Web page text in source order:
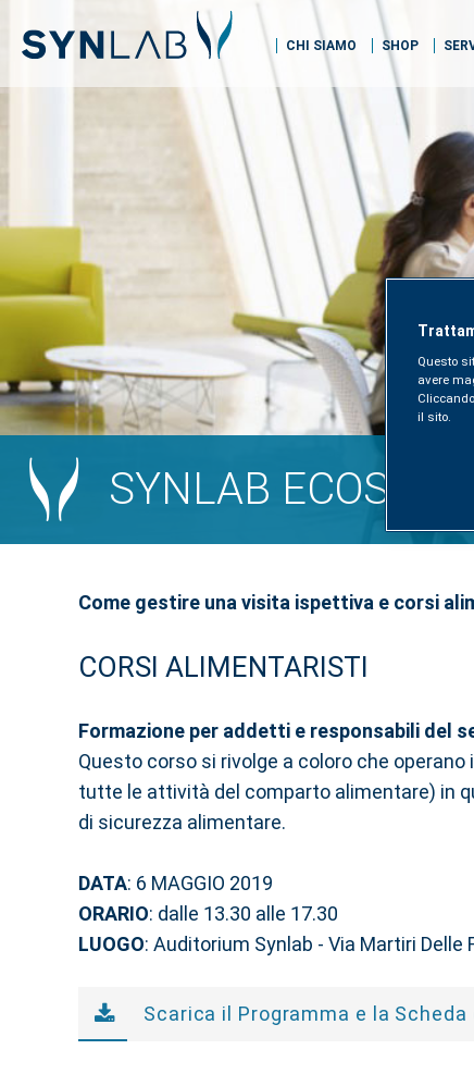
CHI SIAMO SHOP
SYNLAB
Come gestire una visita ispettiva e corsi
CORSI ALIMENTARISTI
Formazione per addetti e responsabili del
Questo corso si rivolge a coloro che
tutte le attività del comparto alimentare) in
di sicurezza alimentare.
DATA: 6 MAGGIO 2019
ORARIO: dalle 13.30 alle 17.30
LUOGO: Auditorium Synlab - Via Martiri Delle
Scarica il Programma e la
Questo
avere
il sito.